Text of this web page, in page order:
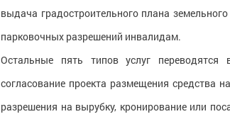
выдача градостроительного плана
парковочных разрешений инвалидам.
Остальные пять типов услуг
согласование проекта размещения средства
разрешения на вырубку, кронирование или